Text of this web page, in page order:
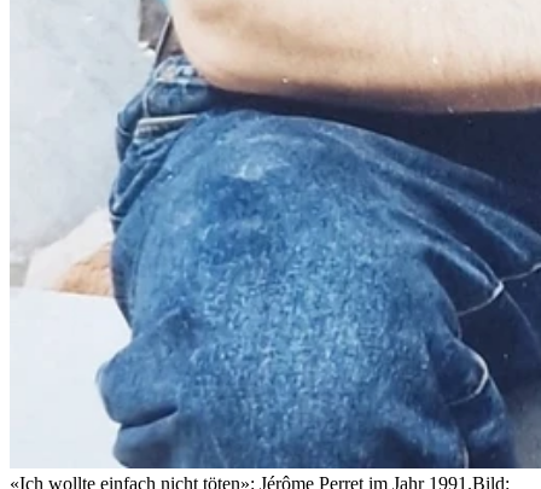
«Ich wollte einfach nicht töten»: Jérôme Perret im Jahr 1991.Bild: